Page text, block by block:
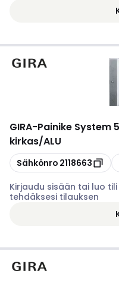
GIRA-Painike System
kirkas/ALU
Kopioi
Sähkönro 2118663
Kirjaudu sisään tai luo
tehdäksesi tilauksen